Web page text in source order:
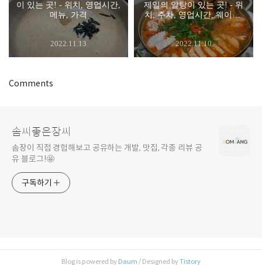
이 있는 곳! - 위치, 영업시간,
메뉴, 가격
2022.11.13
제일의 알탕이 있는 곳! - 위
치, 주차, 영업시간, 웨이팅,
메뉴, 가격
2022.11.10
Comments
솜씨좋은장씨
솜장이 직접 경험해보고 공유하는 개발, 맛집, 각종 리뷰 공
유 블로그!🤩
구독하기
Blog is powered by Daum / Designed byTistory